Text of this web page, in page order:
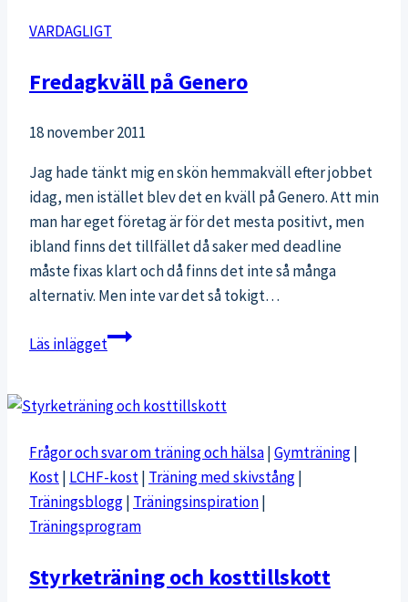
än
VARDAGLIGT
Fredagkväll på Genero
18 november 2011
Jag hade tänkt mig en skön hemmakväll efter jobbet
idag, men istället blev det en kväll på Genero. Att min
man har eget företag är för det mesta positivt, men
ibland finns det tillfället då saker med deadline
måste fixas klart och då finns det inte så många
alternativ. Men inte var det så tokigt…
Läs inläggetFredagkväll
Frågor och svar om träning och hälsa|Gymträning|
Kost| LCHF-kost| Träning med skivstång|
Träningsblogg| Träningsinspiration|
Träningsprogram
Styrketräning och kosttillskott